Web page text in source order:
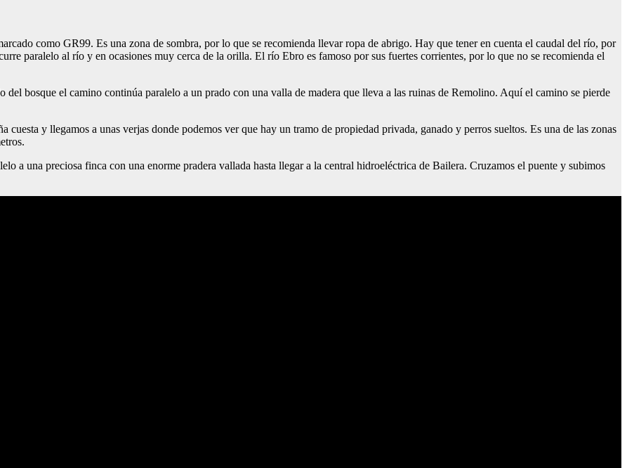
como GR99. Es una zona de sombra, por lo que se recomienda llevar ropa de abrigo. Hay que tener en cuenta el caudal del río, por
paralelo al río y en ocasiones muy cerca de la orilla. El río Ebro es famoso por sus fuertes corrientes, por lo que no se recomienda el
bosque el camino continúa paralelo a un prado con una valla de madera que lleva a las ruinas de Remolino. Aquí el camino se pierde
cuesta y llegamos a unas verjas donde podemos ver que hay un tramo de propiedad privada, ganado y perros sueltos. Es una de las zonas
a una preciosa finca con una enorme pradera vallada hasta llegar a la central hidroeléctrica de Bailera. Cruzamos el puente y subimos